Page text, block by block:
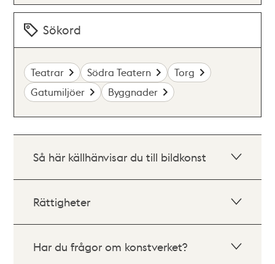
Sökord
Teatrar Södra Teatern
Torg
Gatumiljöer
Byggnader
Så här källhänvisar du till bildkonst
Rättigheter
Har du frågor om konstverket?